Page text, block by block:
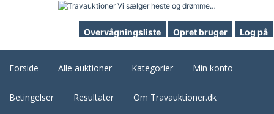
Overvågningsliste Opret bruger Log på
Forside Alle auktioner Kategorier Min konto
Betingelser Resultater Om Travauktioner.dk